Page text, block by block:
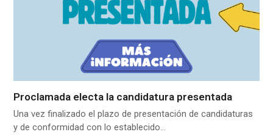
Proclamada electa la candidatura presentada
Una vez finalizado el plazo de presentación de candidaturas
y de conformidad con lo establecido…